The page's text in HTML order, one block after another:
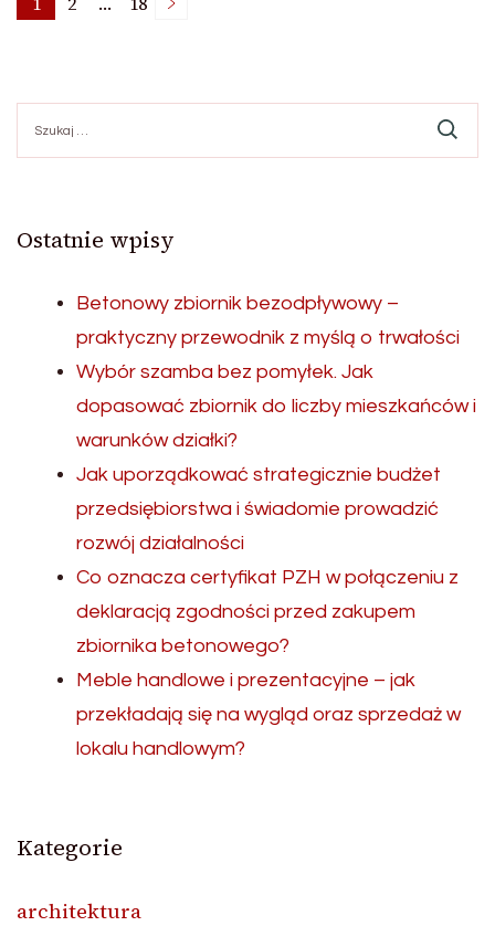
Stronicowanie
wpisów
StronaStrona Strona
Ostatnie wpisy
Betonowy zbiornik bezodpływowy –
praktyczny przewodnik z myślą o trwałości
Wybór szamba bez pomyłek. Jak
dopasować zbiornik do liczby mieszkańców i
warunków działki?
Jak uporządkować strategicznie budżet
przedsiębiorstwa i świadomie prowadzić
rozwój działalności
Co oznacza certyfikat PZH w połączeniu z
deklaracją zgodności przed zakupem
zbiornika betonowego?
Meble handlowe i prezentacyjne – jak
przekładają się na wygląd oraz sprzedaż w
lokalu handlowym?
Kategorie
architektura